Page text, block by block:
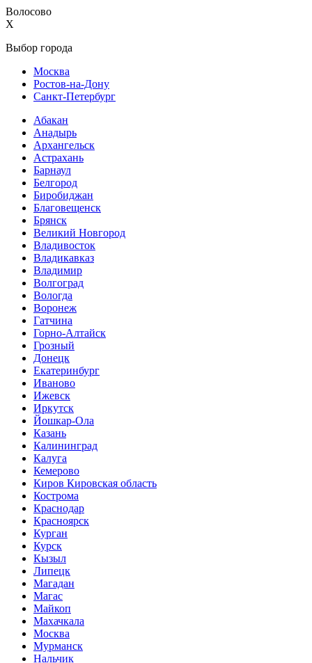
Волосово
X
Выбор города
Москва
Ростов-на-Дону
Санкт-Петербург
Абакан
Анадырь
Архангельск
Астрахань
Барнаул
Белгород
Биробиджан
Благовещенск
Брянск
Великий Новгород
Владивосток
Владикавказ
Владимир
Волгоград
Вологда
Воронеж
Гатчина
Горно-Алтайск
Грозный
Донецк
Екатеринбург
Иваново
Ижевск
Иркутск
Йошкар-Ола
Казань
Калининград
Калуга
Кемерово
Киров Кировская область
Кострома
Краснодар
Красноярск
Курган
Курск
Кызыл
Липецк
Магадан
Магас
Майкоп
Махачкала
Москва
Мурманск
Нальчик